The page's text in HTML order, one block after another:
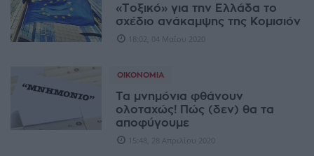
«Τοξικό» για την Ελλάδα το
σχέδιο ανάκαμψης της Κομισιόν
18:02, 04 Μαΐου 2020
ΟΙΚΟΝΟΜΊΑ
Τα μνημόνια φθάνουν
ολοταχώς! Πώς (δεν) θα τα
αποφύγουμε
15:48, 28 Απριλίου 2020